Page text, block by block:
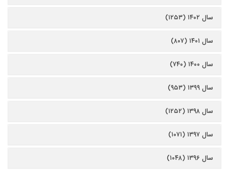
سال ۱۴۰۲ (۱۲۵۳)
سال ۱۴۰۱ (۸۰۷)
سال ۱۴۰۰ (۷۴۰)
سال ۱۳۹۹ (۹۵۳)
سال ۱۳۹۸ (۱۲۵۲)
سال ۱۳۹۷ (۱۰۷۱)
سال ۱۳۹۶ (۱۰۴۸)